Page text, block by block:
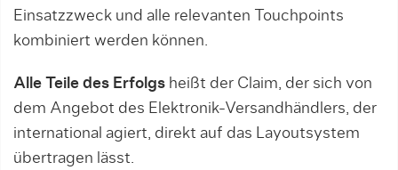
Einsatzzweck und alle relevanten Touchpoints
kombiniert werden können.
Alle Teile des Erfolgs heißt der Claim, der sich von
dem Angebot des Elektronik-Versandhändlers, der
international agiert, direkt auf das Layoutsystem
übertragen lässt.